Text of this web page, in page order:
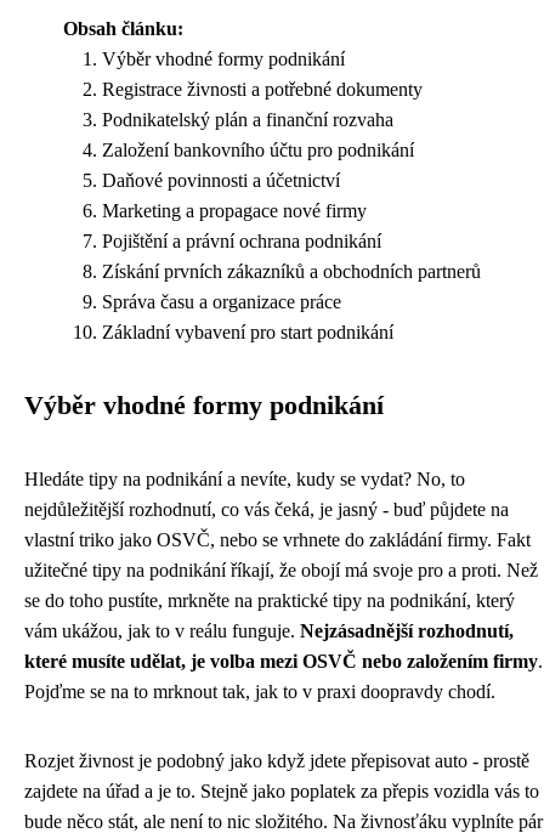
Obsah článku:
Výběr vhodné formy podnikání
Registrace živnosti a potřebné dokumenty
Podnikatelský plán a finanční rozvaha
Založení bankovního účtu pro podnikání
Daňové povinnosti a účetnictví
Marketing a propagace nové firmy
Pojištění a právní ochrana podnikání
Získání prvních zákazníků a obchodních partnerů
Správa času a organizace práce
Základní vybavení pro start podnikání
Výběr vhodné formy podnikání
Hledáte tipy na podnikánía nevíte, kudy se vydat? No, to
nejdůležitější rozhodnutí, co vás čeká, je jasný - buď půjdete na
vlastní triko jako OSVČ, nebo se vrhnete do zakládání firmy. Fakt
užitečné tipy na podnikání říkají, že obojí má svoje pro a proti. Než
se do toho pustíte, mrkněte na praktické tipy na podnikání, který
vám ukážou, jak to v reálu funguje. Nejzásadnější rozhodnutí,
které musíte udělat, je volba mezi OSVČ nebo založením firmy.
Pojďme se na to mrknout tak, jak to v praxi doopravdy chodí.
Rozjet živnost je podobný jako když jdete přepisovat auto - prostě
zajdete na úřad a je to. Stejně jako poplatek za přepis vozidla vás to
bude něco stát, ale není to nic složitého. Na živnosťáku vyplníte pár